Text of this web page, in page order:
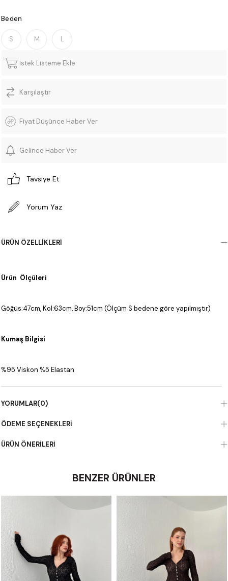
Beden
S M L
İstek Listeme Ekle
Karşılaştır
Fiyat Düşünce Haber Ver
Gelince Haber Ver
Tavsiye Et
Yorum Yaz
ÜRÜN ÖZELLIKLERI
Ürün Ölçüleri
Göğüs:47cm, Kol:63cm, Boy:51cm (Ölçüm S bedene göre yapılmıştır)
Kumaş Bilgisi
%95 Viskon %5 Elastan
YORUMLAR(0)
ÖDEME SEÇENEKLERI
ÜRÜN ÖNERILERI
BENZER ÜRÜNLER